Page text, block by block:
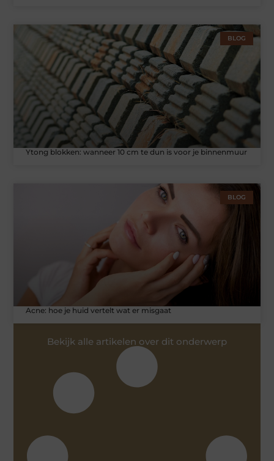
BLOG
Ytong blokken: wanneer 10 cm te dun is voor je binnenmuur
BLOG
Acne: hoe je huid vertelt wat er misgaat
Bekijk alle artikelen over dit onderwerp